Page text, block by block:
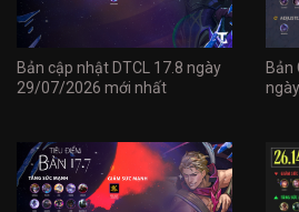
Bản cập nhật DTCL 17.8 ngày
29/07/2026 mới nhất
Bản